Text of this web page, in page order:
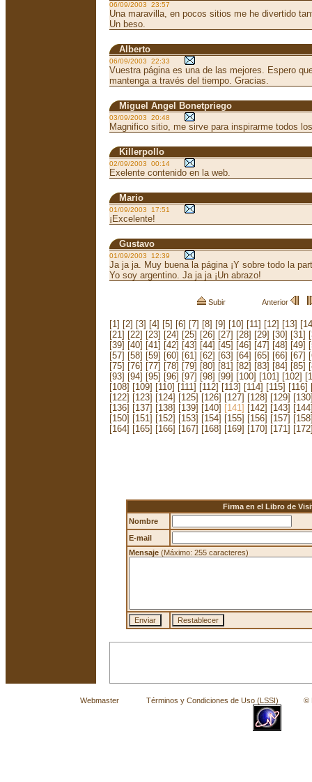
06/09/2003 23:57
Una maravilla, en pocos sitios me he divertido
Un beso.
Alberto
06/09/2003 22:33
Vuestra página es una de las mejores. Espero
mantenga a través del tiempo. Gracias.
Miguel Angel Bonetpriego
03/09/2003 20:48
Magnifico sitio, me sirve para inspirarme todos
Killerpollo
02/09/2003 00:14
Exelente contenido en la web.
Mario
01/09/2003 17:51
¡Excelente!
Gustavo
01/09/2003 12:39
Ja ja ja. Muy buena la página ¡Y sobre todo la
Yo soy argentino. Ja ja ja ¡Un abrazo!
Subir Anterior
[1] [2] [3] [4] [5] [6] [7] [8] [9] [10] [11] [12] [13]
[21] [22] [23] [24] [25] [26] [27] [28] [29] [30] [31]
[39] [40] [41] [42] [43] [44] [45] [46] [47] [48] [49]
[57] [58] [59] [60] [61] [62] [63] [64] [65] [66] [67]
[75] [76] [77] [78] [79] [80] [81] [82] [83] [84] [85]
[93] [94] [95] [96] [97] [98] [99] [100] [101] [102]
[108] [109] [110] [111] [112] [113] [114] [115] [116]
[122] [123] [124] [125] [126] [127] [128] [129]
[136] [137] [138] [139] [140] [141] [142] [143]
[150] [151] [152] [153] [154] [155] [156] [157]
[164] [165] [166] [167] [168] [169] [170] [171]
Firma en el Libro de
Nombre
E-mail
Mensaje (Máximo: 255 caracteres)
Webmaster Términos y Condiciones de Uso (LSSI) © La